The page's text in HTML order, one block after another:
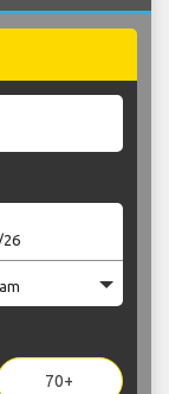
70+